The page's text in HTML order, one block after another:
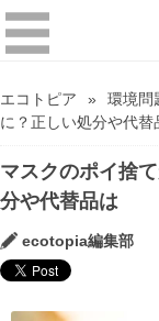
エコトピア 環境問
に？正しい処分や代替
マスクのポイ捨
分や代替品は
ecotopia編集部